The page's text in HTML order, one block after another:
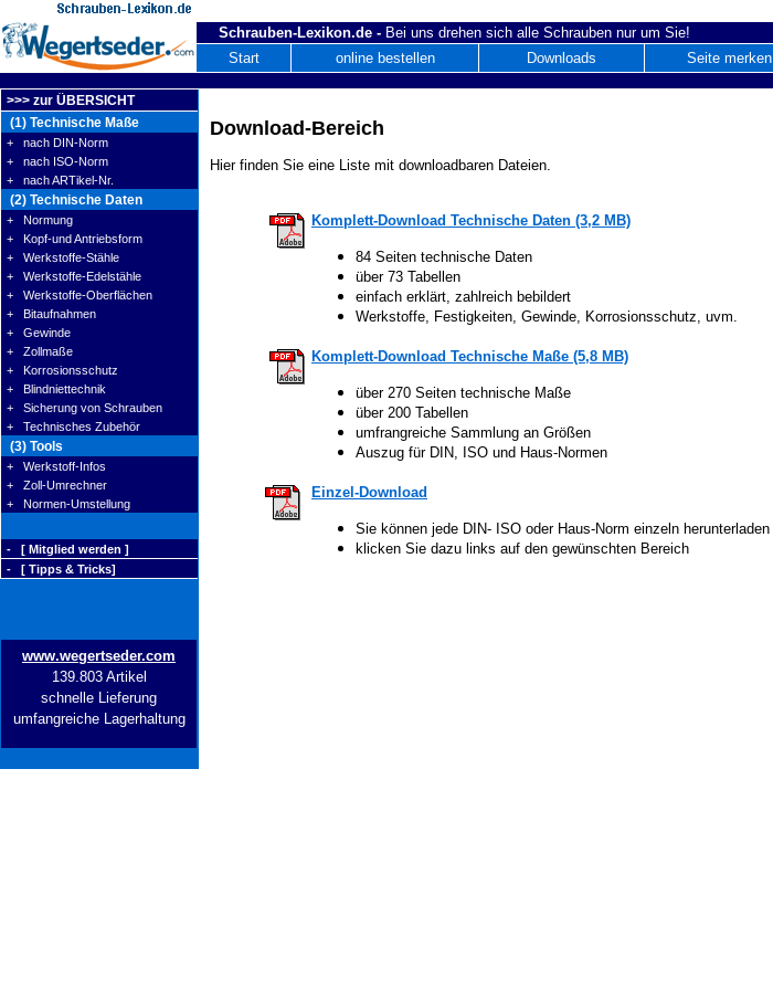
Schrauben-Lexikon.de - Bei uns drehen sich alle Schrauben nur um Sie!
Start
online bestellen Downloads Seite merken
>>> zur ÜBERSICHT
(1) Technische Maße
+ nach DIN-Norm
+ nach ISO-Norm
+ nach ARTikel-Nr.
(2) Technische Daten
+ Normung
+ Kopf-und Antriebsform
+ Werkstoffe-Stähle
+ Werkstoffe-Edelstähle
+ Werkstoffe-Oberflächen
+ Bitaufnahmen
+ Gewinde
+ Zollmaße
+ Korrosionsschutz
+ Blindniettechnik
+ Sicherung von Schrauben
+ Technisches Zubehör
(3) Tools
+ Werkstoff-Infos
+ Zoll-Umrechner
+ Normen-Umstellung
- [ Mitglied werden ]
- [ Tipps & Tricks]
www.wegertseder.com
139.803 Artikel
schnelle Lieferung
umfangreiche Lagerhaltung
Download-Bereich
Hier finden Sie eine Liste mit downloadbaren Dateien.
Komplett-Download Technische Daten (3,2 MB)
84 Seiten technische Daten
über 73 Tabellen
einfach erklärt, zahlreich bebildert
Werkstoffe, Festigkeiten, Gewinde, Korrosionsschutz, uvm.
Komplett-Download Technische Maße (5,8 MB)
über 270 Seiten technische Maße
über 200 Tabellen
umfrangreiche Sammlung an Größen
Auszug für DIN, ISO und Haus-Normen
Einzel-Download
Sie können jede DIN- ISO oder Haus-Norm einzeln herunterladen
klicken Sie dazu links auf den gewünschten Bereich